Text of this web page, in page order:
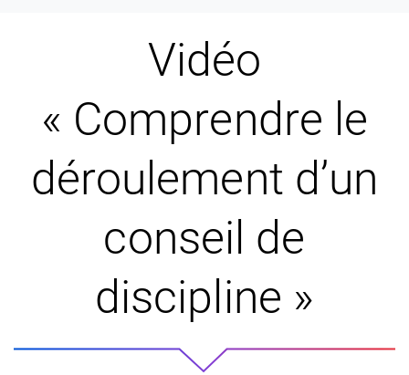
Vidéo
« Comprendre le
déroulement d’un
conseil de
discipline »